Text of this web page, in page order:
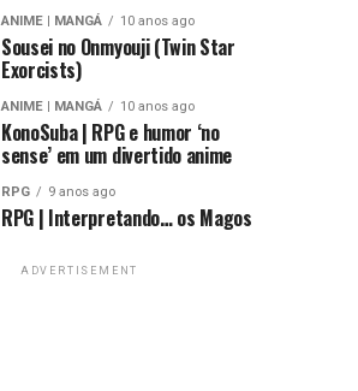
ANIME | MANGÁ 10 anos ago
Sousei no Onmyouji (Twin Star
Exorcists)
ANIME | MANGÁ 10 anos ago
KonoSuba | RPG e humor ‘no
sense’ em um divertido anime
RPG 9 anos ago
RPG | Interpretando… os Magos
ADVERTISEMENT